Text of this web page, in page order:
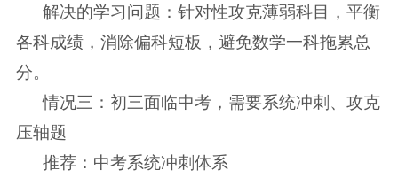
解决的学习问题：针对性攻克薄弱科目，平衡
各科成绩，消除偏科短板，避免数学一科拖累总
分。
情况三：初三面临中考，需要系统冲刺、攻克
压轴题
推荐：中考系统冲刺体系